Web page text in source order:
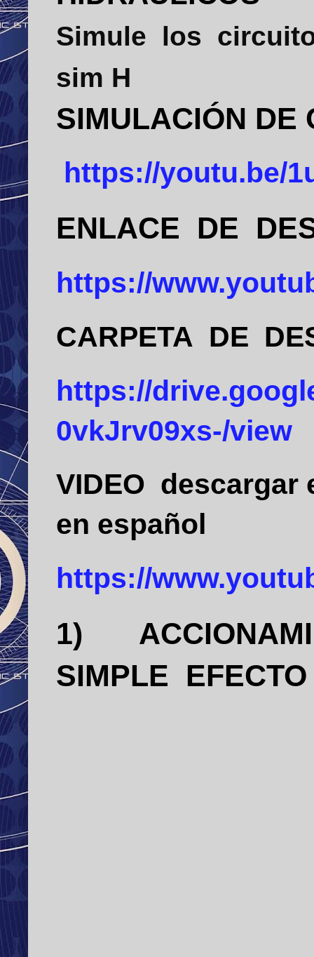
Simule los
sim H
SIMULACIÓN
https://youtu.be/
ENLACE DE
https://
CARPETA DE
https://
0vkJrv09xs-/view
VIDEO descargar
en español
https://
1)
SIMPLE